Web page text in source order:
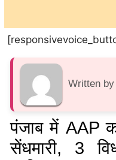
Written by
पंजाब में AAP
सेंधमारी, 3